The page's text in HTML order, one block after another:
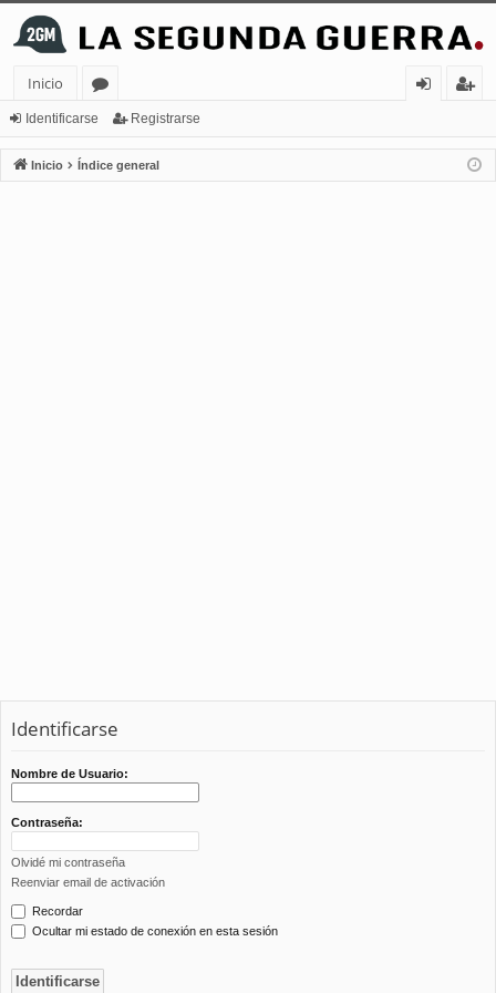
Inicio
or
os
nt
ifi
ist
ra
Identificarse Registrarse
Inicio Índice general
Identificarse
Nombre de Usuario:
Contraseña:
Olvidé mi contraseña
Reenviar email de activación
Recordar
Ocultar mi estado de conexión en esta sesión